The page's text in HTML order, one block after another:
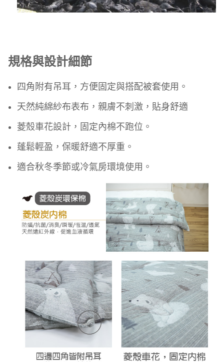
規格與設計細節
四角附有吊耳，方便固定與搭配被套使用。
天然純綿紗布表布，親膚不刺激，貼身舒適
菱殼車花設計，固定內棉不跑位。
蓬鬆輕盈，保暖舒適不厚重。
適合秋冬季節或冷氣房環境使用。